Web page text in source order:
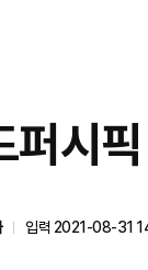
퍼시
입력 2021-08-31